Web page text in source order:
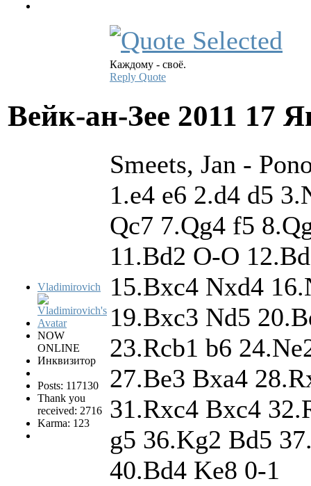
Каждому - своё.
Reply Quote
Вейк-ан-Зее 2011 17
Vladimirovich
NOW
ONLINE
Инквизитор
Posts: 117130
Thank you
received: 2716
Karma: 123
Smeets, Jan -
1.e4 e6 2.d4 d5
Qc7 7.Qg4 f5
11.Bd2 O-O
15.Bxc4 Nxd4
19.Bxc3 Nd5
23.Rcb1 b6
27.Be3 Bxa4
31.Rxc4 Bxc4
g5 36.Kg2 Bd5
40.Bd4 Ke8 0-1